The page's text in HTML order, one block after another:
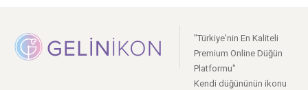
"Türkiye'nin En Kaliteli
Premium Online Düğün
Platformu"
Kendi düğününün ikonu